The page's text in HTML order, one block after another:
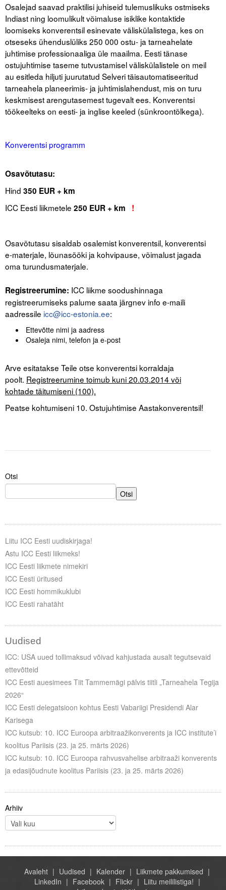
Osalejad saavad praktilisi juhiseid tulemuslikuks ostmiseks
Indiast ning loomulikult võimaluse isiklike kontaktide
loomiseks konverentsil esinevate väliskülalistega, kes on
otseseks ühenduslüliks 250 000 ostu- ja tarneahelate
juhtimise professionaaliga üle maailma. Eesti tänase
ostujuhtimise taseme tutvustamisel väliskülalistele on meil
au esitleda hiljuti juurutatud Selveri täisautomatiseeritud
tarneahela planeerimis- ja juhtimislahendust, mis on turu
keskmisest arengutasemest tugevalt ees. Konverentsi
töökeelteks on eesti- ja inglise keeled (sünkroontõlkega).
Konverentsi programm
Osavõtutasu:
Hind 350 EUR + km
ICC Eesti liikmetele 250 EUR + km !
Osavõtutasu sisaldab osalemist konverentsil, konverentsi
e-materjale, lõunasööki ja kohvipause, võimalust jagada
oma turundusmaterjale.
Registreerumine: ICC liikme soodushinnaga
registreerumiseks palume saata järgnev info e-maili
aadressile icc@icc-estonia.ee:
Ettevõtte nimi ja aadress
Osaleja nimi, telefon ja e-post
Arve esitatakse Teile otse konverentsi korraldaja
poolt. Registreerumine toimub kuni 20.03.2014 või
kohtade täitumiseni (100).
Peatse kohtumiseni 10. Ostujuhtimise Aastakonverentsil!
Otsi
Otsi
Liitu ICC Eesti uudiskirjaga!
Astu ICC Eesti liikmeks!
ICC Eesti liikmete nimekiri
ICC Eesti üritused
ICC Eesti hommikuklubi
ICC Eesti rahatäht
Uudised
ICC: USA uued tollimaksud võivad kahjustada ausalt tegutsevaid
ettevõtteid
ICC Eesti auesimees Tiit Tammemägi pälvis tiitli „Tarneahela Tegija
2026“
ICC Eesti delegatsioon kohtus Eesti Vabariigi Presidendi Alar
Karisega
ICC kutsub: 10. ICC Euroopa arbitraažikonverents ja ICC institute’i
koolitus Pariisis (23. ja 25. märts 2026)
ICC kutsub: 10. ICC Euroopa rahvusvahelise arbitraaži konverents
ja edasijõudnute koolitus Pariisis (23. ja 25. märts 2026)
Arhiiv
Avaleht Uudised Kalender
Liikmete pakkumised
LinkedIn
Facebook Flickr
Liitu meililistiga!